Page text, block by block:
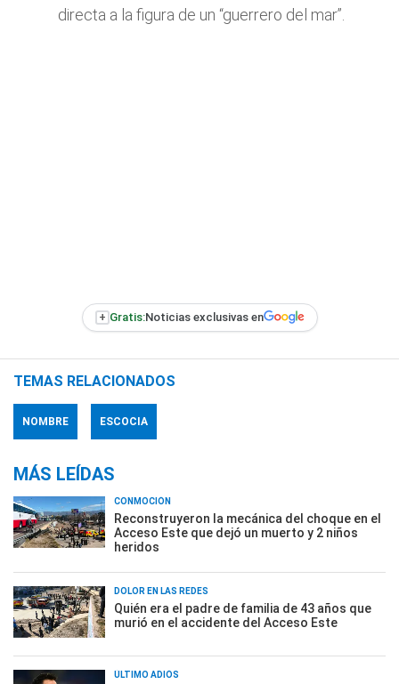
directa a la figura de un “guerrero del mar”.
+ Gratis:Noticias exclusivas en
TEMAS RELACIONADOS
NOMBRE ESCOCIA
MÁS LEÍDAS
CONMOCIÓN
Reconstruyeron la mecánica del choque en el
Acceso Este que dejó un muerto y 2 niños
heridos
DOLOR EN LAS REDES
Quién era el padre de familia de 43 años que
murió en el accidente del Acceso Este
ÚLTIMO ADIÓS